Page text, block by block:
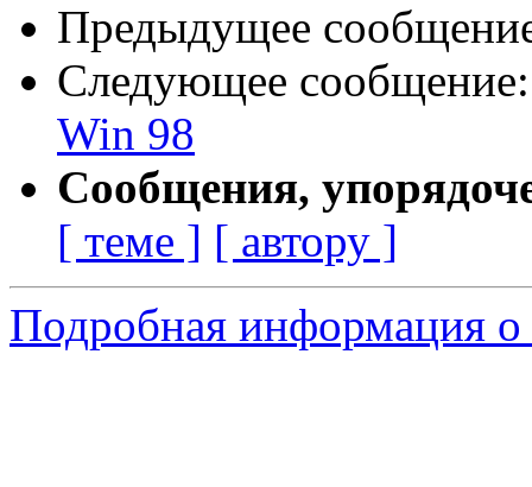
Предыдущее
Следующее
Win 98
Сообщения,
[ теме ] [ автору ]
Подробная информация о